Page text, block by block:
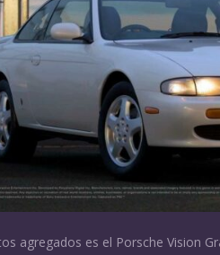
agregados es el Porsche Vision